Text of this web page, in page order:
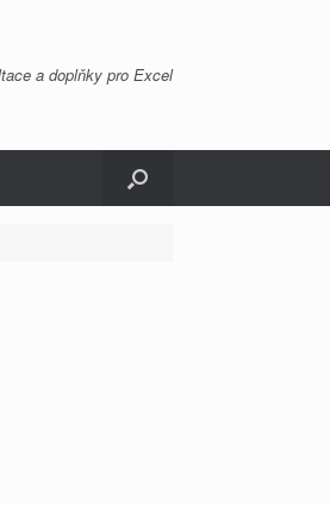
a doplňky pro Excel